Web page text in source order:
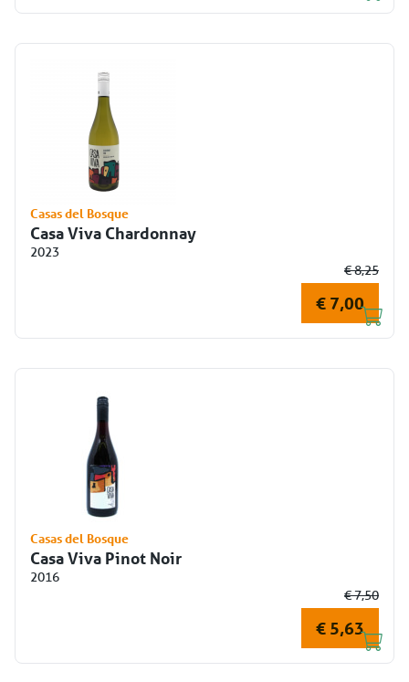
Casas del Bosque
Casa Viva Chardonnay
2023
€ 8,25
€ 7,00
Casas del Bosque
Casa Viva Pinot Noir
2016
€ 7,50
€ 5,63